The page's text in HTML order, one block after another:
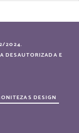
2024.
DESAUTORIZADA E
DESIGN